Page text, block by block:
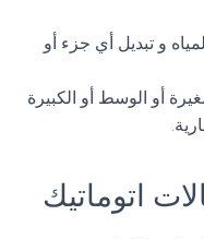
و تبديل أي جزء أو
أو الوسط أو الكبيرة
اتوماتيك